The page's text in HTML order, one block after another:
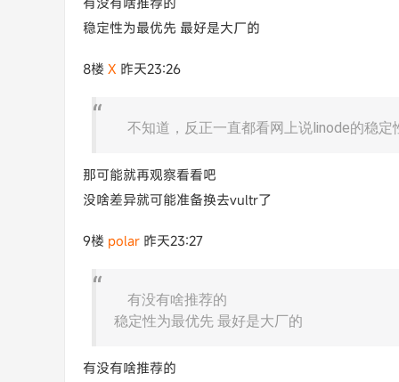
稳定性为最优先 最好是大厂的
8楼 X​ 昨天23:26
不知道，反正一直都看网上说linode的稳定
那可能就再观察看看吧
没啥差异就可能准备换去vultr了
9楼 polar 昨天23:27
有没有啥推荐的
稳定性为最优先 最好是大厂的
有没有啥推荐的